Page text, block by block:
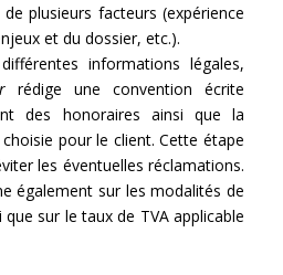
plusieurs facteurs (expérience
et du dossier, etc.).
informations légales,
rédige une convention écrite
des honoraires ainsi que la
pour le client. Cette étape
les éventuelles réclamations.
également sur les modalités de
sur le taux de TVA applicable